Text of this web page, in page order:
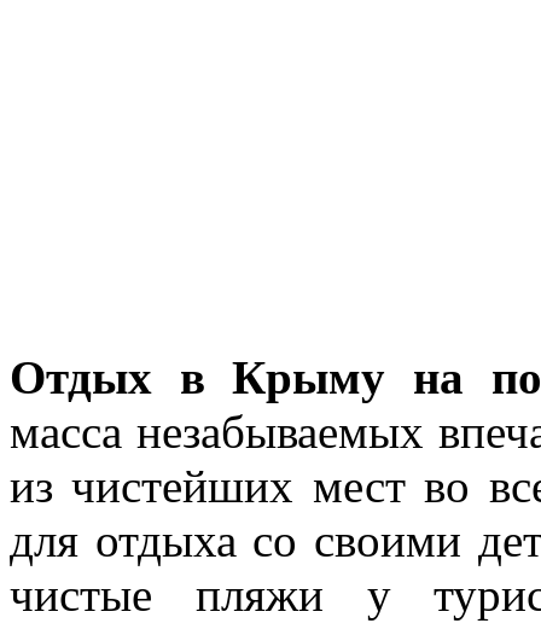
Отдых в Крыму на
масса незабываемых
из чистейших мест во
для отдыха со своими
чистые пляжи у